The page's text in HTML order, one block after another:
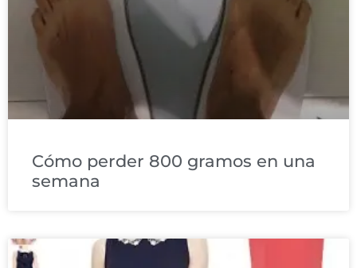
Cómo perder 800 gramos en una
semana